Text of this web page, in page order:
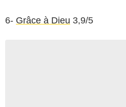
6- Grâce à Dieu 3,9/5